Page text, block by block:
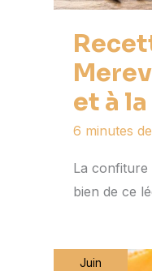
et à
6 minutes
La confiture
bien de ce
Juin